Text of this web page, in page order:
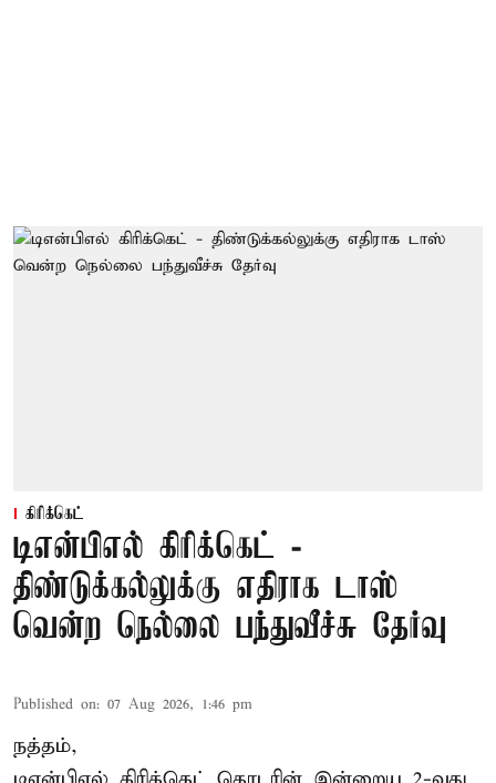
கிரிக்கெட்
டிஎன்பிஎல் கிரிக்கெட் -
திண்டுக்கல்லுக்கு எதிராக டாஸ்
வென்ற நெல்லை பந்துவீச்சு தேர்வு
Published on: 07 Aug 2026, 1:46 pm
நத்தம்,